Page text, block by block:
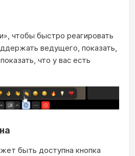
чтобы быстро реагировать
ведущего, показать,
что у вас есть
быть доступна кнопка